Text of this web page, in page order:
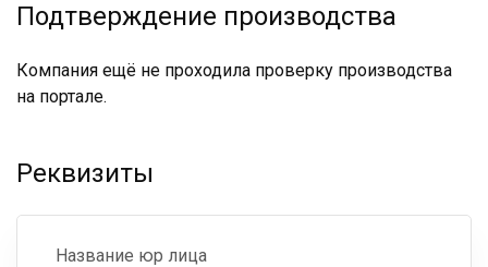
Подтверждение производства
Компания ещё не проходила проверку производства
на портале.
Реквизиты
Название юр лица